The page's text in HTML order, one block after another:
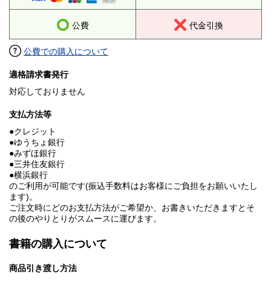
公費 代金引換
公費での購入について
適格請求書発行
対応しておりません
支払方法等
●クレジット
●ゆうちょ銀行
●みずほ銀行
●三井住友銀行
●横浜銀行
のご利用が可能です(振込手数料はお客様にご負担をお願いいたし
ます)。
ご注文時にどのお支払方法がご希望か、お書きいただきますとそ
の後のやりとりがスムースに運びます。
書籍の購入について
商品引き渡し方法